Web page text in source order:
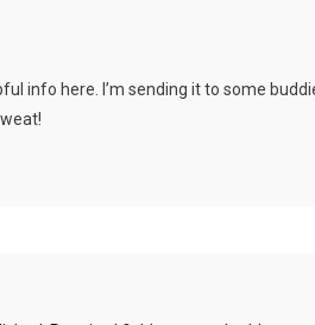
info here. I’m sending it to some